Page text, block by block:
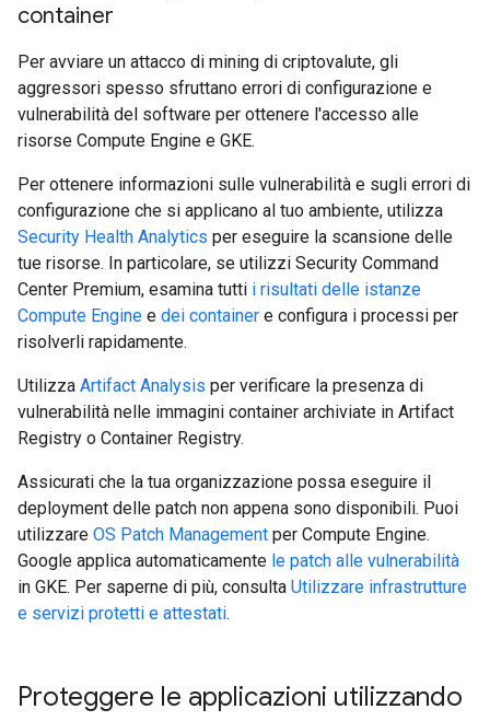
container
Per avviare un attacco di mining di criptovalute, gli
aggressori spesso sfruttano errori di configurazione e
vulnerabilità del software per ottenere l'accesso alle
risorse Compute Engine e GKE.
Per ottenere informazioni sulle vulnerabilità e sugli errori di
configurazione che si applicano al tuo ambiente, utilizza
Security Health Analytics per eseguire la scansione delle
tue risorse. In particolare, se utilizzi Security Command
Center Premium, esamina tutti i risultati delle istanze
Compute Engine e dei container e configura i processi per
risolverli rapidamente.
Utilizza Artifact Analysis per verificare la presenza di
vulnerabilità nelle immagini container archiviate in Artifact
Registry o Container Registry.
Assicurati che la tua organizzazione possa eseguire il
deployment delle patch non appena sono disponibili. Puoi
utilizzare OS Patch Management per Compute Engine.
Google applica automaticamente le patch alle vulnerabilità
in GKE. Per saperne di più, consulta Utilizzare infrastrutture
e servizi protetti e attestati.
Proteggere le applicazioni utilizzando